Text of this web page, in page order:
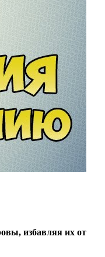
избавляя их от